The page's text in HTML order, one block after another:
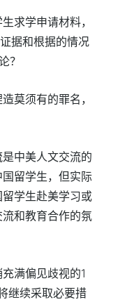
求学申请材料，
据和根据的情况
？
莫须有的罪名，
中美人文交流的
留学生，但实际
学生赴美学习或
和教育合作的氛
满偏见歧视的1
继续采取必要措